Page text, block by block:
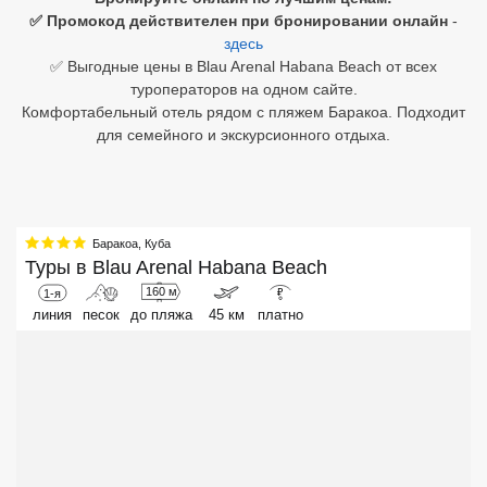
✅ Промокод действителен при бронировании онлайн -
здесь
✅ Выгодные цены в Blau Arenal Habana Beach от всех
туроператоров на одном сайте.
Комфортабельный отель рядом с пляжем Баракоа. Подходит
для семейного и экскурсионного отдыха.
Баракоа Куба
Туры в Blau Arenal Habana Beach
1-я
линия песок
160 м
до пляжа 45 км
₽
платно
Хайнань
Северный Гоа